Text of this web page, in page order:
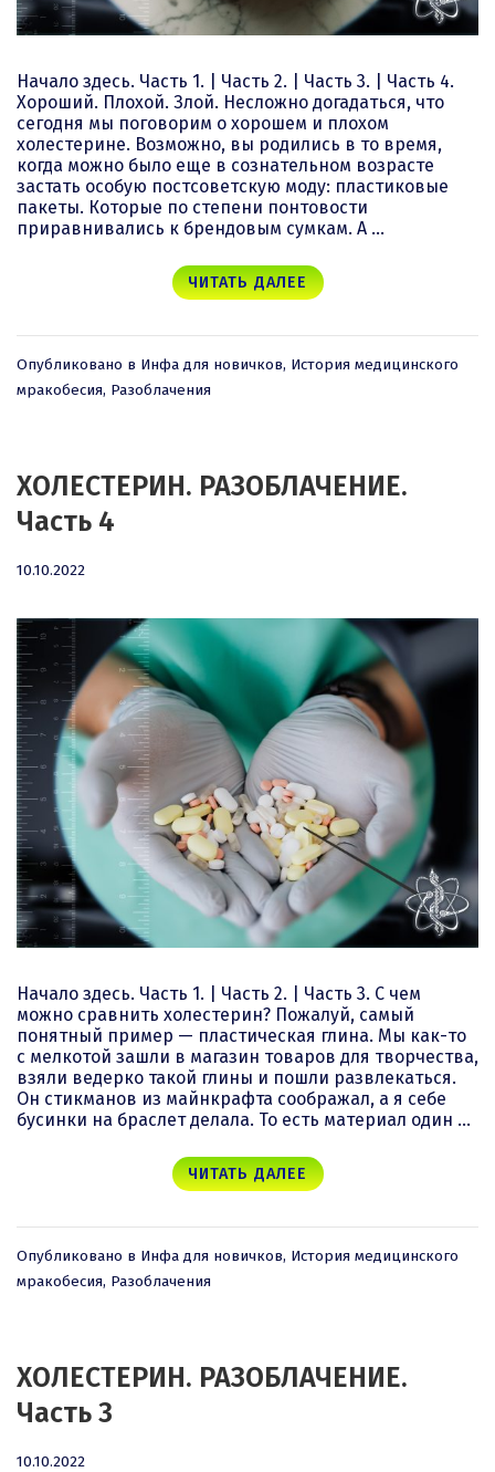
Начало здесь. Часть 1. | Часть 2. | Часть 3. | Часть 4.
Хороший. Плохой. Злой. Несложно догадаться, что
сегодня мы поговорим о хорошем и плохом
холестерине. Возможно, вы родились в то время,
когда можно было еще в сознательном возрасте
застать особую постсоветскую моду: пластиковые
пакеты. Которые по степени понтовости
приравнивались к брендовым сумкам. А …
ЧИТАТЬ ДАЛЕЕ
Опубликовано в Инфа для новичков, История медицинского
мракобесия, Разоблачения
ХОЛЕСТЕРИН. РАЗОБЛАЧЕНИЕ.
Часть 4
10.10.2022
Начало здесь. Часть 1. | Часть 2. | Часть 3. С чем
можно сравнить холестерин? Пожалуй, самый
понятный пример — пластическая глина. Мы как-то
с мелкотой зашли в магазин товаров для творчества,
взяли ведерко такой глины и пошли развлекаться.
Он стикманов из майнкрафта соображал, а я себе
бусинки на браслет делала. То есть материал один …
ЧИТАТЬ ДАЛЕЕ
Опубликовано в Инфа для новичков, История медицинского
мракобесия, Разоблачения
ХОЛЕСТЕРИН. РАЗОБЛАЧЕНИЕ.
Часть 3
10.10.2022